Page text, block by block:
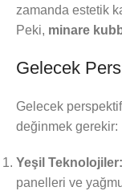
zamanda estetik
Peki, minare
Gelecek
Gelecek
değinmek gerekir:
Yeşil Teknolojiler:
panelleri ve